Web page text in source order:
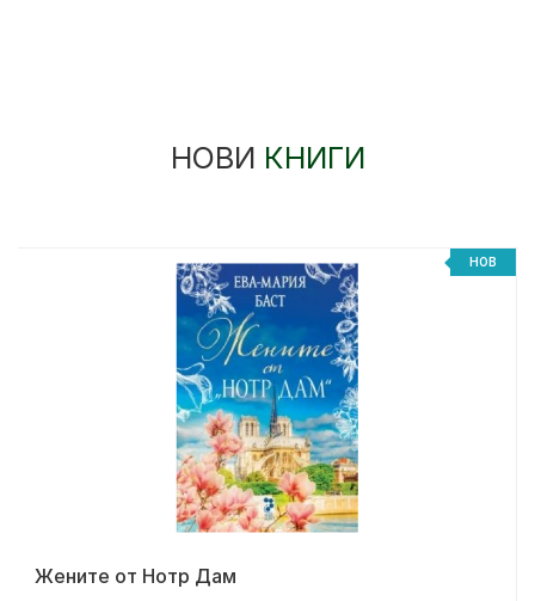
НОВИ КНИГИ
НОВ
Жените от Нотр Дам